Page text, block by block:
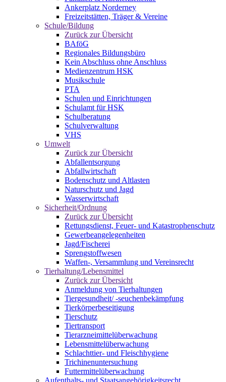
Ankerplatz Norderney
Freizeitstätten, Träger & Vereine
Schule/Bildung
Zurück zur Übersicht
BAföG
Regionales Bildungsbüro
Kein Abschluss ohne Anschluss
Medienzentrum HSK
Musikschule
PTA
Schulen und Einrichtungen
Schulamt für HSK
Schulberatung
Schulverwaltung
VHS
Umwelt
Zurück zur Übersicht
Abfallentsorgung
Abfallwirtschaft
Bodenschutz und Altlasten
Naturschutz und Jagd
Wasserwirtschaft
Sicherheit/Ordnung
Zurück zur Übersicht
Rettungsdienst, Feuer- und Katastrophenschutz
Gewerbeangelegenheiten
Jagd/Fischerei
Sprengstoffwesen
Waffen-, Versammlung und Vereinsrecht
Tierhaltung/Lebensmittel
Zurück zur Übersicht
Anmeldung von Tierhaltungen
Tiergesundheit/ -seuchenbekämpfung
Tierkörperbeseitigung
Tierschutz
Tiertransport
Tierarzneimittelüberwachung
Lebensmittelüberwachung
Schlachttier- und Fleischhygiene
Trichinenuntersuchung
Futtermittelüberwachung
Aufenthalts- und Staatsangehörigkeitsrecht